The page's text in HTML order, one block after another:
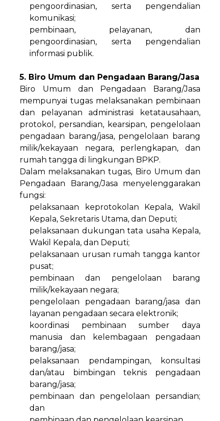
pengoordinasian, serta pengendalian
komunikasi;
pembinaan, pelayanan, dan
pengoordinasian, serta pengendalian
informasi publik.
5. Biro Umum dan Pengadaan Barang/Jasa
Biro Umum dan Pengadaan Barang/Jasa
mempunyai tugas melaksanakan pembinaan
dan pelayanan administrasi ketatausahaan,
protokol, persandian, kearsipan, pengelolaan
pengadaan barang/jasa, pengelolaan barang
milik/kekayaan negara, perlengkapan, dan
rumah tangga di lingkungan BPKP.
Dalam melaksanakan tugas, Biro Umum dan
Pengadaan Barang/Jasa menyelenggarakan
fungsi:
pelaksanaan keprotokolan Kepala, Wakil
Kepala, Sekretaris Utama, dan Deputi;
pelaksanaan dukungan tata usaha Kepala,
Wakil Kepala, dan Deputi;
pelaksanaan urusan rumah tangga kantor
pusat;
pembinaan dan pengelolaan barang
milik/kekayaan negara;
pengelolaan pengadaan barang/jasa dan
layanan pengadaan secara elektronik;
koordinasi pembinaan sumber daya
manusia dan kelembagaan pengadaan
barang/jasa;
pelaksanaan pendampingan, konsultasi
dan/atau bimbingan teknis pengadaan
barang/jasa;
pembinaan dan pengelolaan persandian;
dan